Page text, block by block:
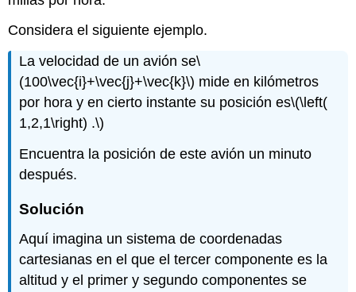
Considera el siguiente ejemplo.
La velocidad de un avión se\
(100\vec{i}+\vec{j}+\vec{k}\) mide en kilómetros
por hora y en cierto instante su posición es\(\left(
1,2,1\right) .\)
Encuentra la posición de este avión un minuto
después.
Solución
Aquí imagina un sistema de coordenadas
cartesianas en el que el tercer componente es la
altitud y el primer y segundo componentes se